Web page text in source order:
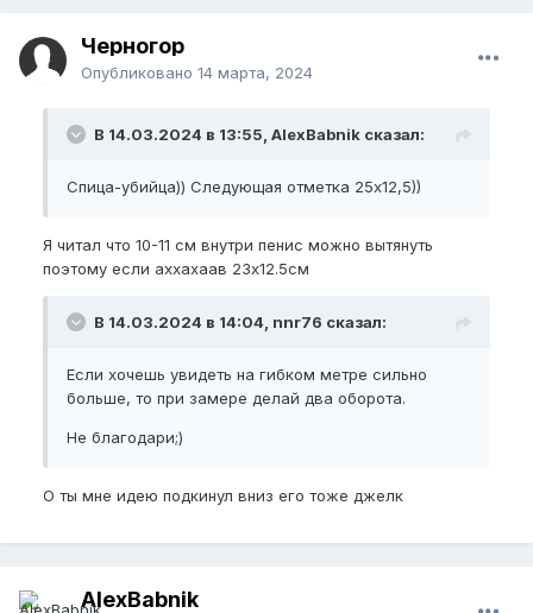
Черногор
Опубликовано 14 марта, 2024
В 14.03.2024 в 13:55, AlexBabnik сказал:
Спица-убийца)) Следующая отметка 25х12,5))
Я читал что 10-11 см внутри пенис можно вытянуть
поэтому если аххахаав 23x12.5см
В 14.03.2024 в 14:04, nnr76 сказал:
Если хочешь увидеть на гибком метре сильно
больше, то при замере делай два оборота.
Не благодари;)
О ты мне идею подкинул вниз его тоже джелк
AlexBabnik